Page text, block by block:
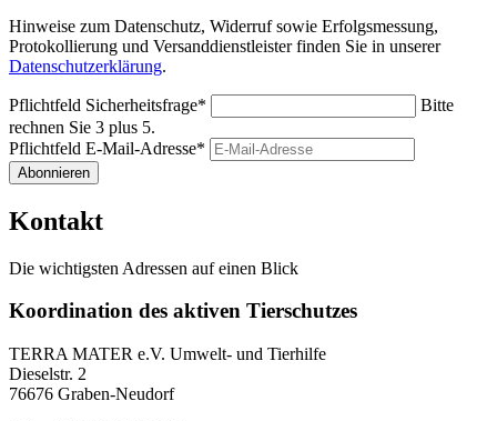
Hinweise zum Datenschutz, Widerruf sowie Erfolgsmessung,
Protokollierung und Versanddienstleister finden Sie in unserer
Datenschutzerklärung.
Pflichtfeld Sicherheitsfrage*
Bitte
rechnen Sie 3 plus 5.
Pflichtfeld E-Mail-Adresse*
Abonnieren
Kontakt
Die wichtigsten Adressen auf einen Blick
Koordination des aktiven Tierschutzes
TERRA MATER e.V. Umwelt- und Tierhilfe
Dieselstr. 2
76676 Graben-Neudorf